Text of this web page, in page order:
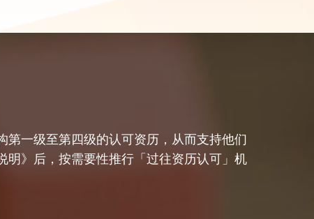
第一级至第四级的认可资历，从而支持他们
明》后，按需要性推行 「过往资历认可」机